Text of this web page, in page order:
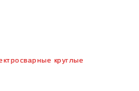
круглые